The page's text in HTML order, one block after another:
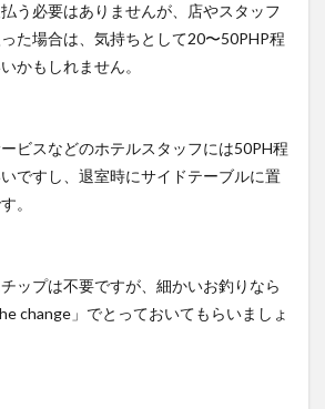
う必要はありませんが、店やスタッフ
た場合は、気持ちとして20〜50PHP程
かもしれません。
ビスなどのホテルスタッフには50PH程
ですし、退室時にサイドテーブルに置
。
ップは不要ですが、細かいお釣りなら
change」でとっておいてもらいましょ